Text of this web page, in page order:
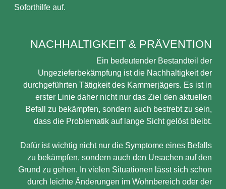
Soforthilfe auf.
NACHHALTIGKEIT & PRÄVENTION
Ein bedeutender Bestandteil der
Ungezieferbekämpfung ist die Nachhaltigkeit der
durchgeführten Tätigkeit des Kammerjägers. Es ist in
erster Linie daher nicht nur das Ziel den aktuellen
Befall zu bekämpfen, sondern auch bestrebt zu sein,
dass die Problematik auf lange Sicht gelöst bleibt.
Dafür ist wichtig nicht nur die Symptome eines Befalls
zu bekämpfen, sondern auch den Ursachen auf den
Grund zu gehen. In vielen Situationen lässt sich schon
durch leichte Änderungen im Wohnbereich oder der